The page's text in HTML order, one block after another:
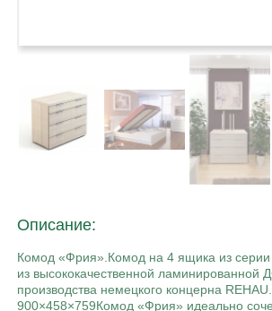
Описание:
Комод «Фрия».Комод на 4 ящика из
из высококачественной
производства немецкого концерна
900×458×759Комод «Фрия» идеально